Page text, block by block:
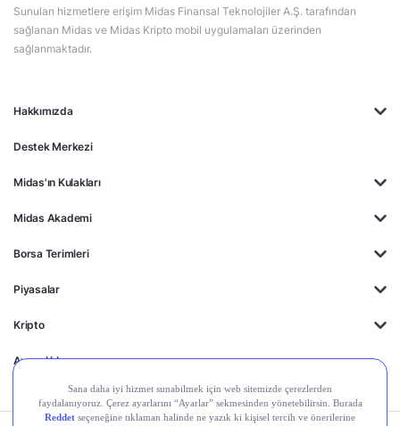
Hakkımızda
Destek Merkezi
Midas'ın Kulakları
Midas Akademi
Borsa Terimleri
Piyasalar
Kripto
Ayrıcalıklar
Sunulan hizmetlere erişim Midas Finansal Teknolojiler A.Ş. tarafından
sağlanan Midas ve Midas Kripto mobil uygulamaları üzerinden
sağlanmaktadır.